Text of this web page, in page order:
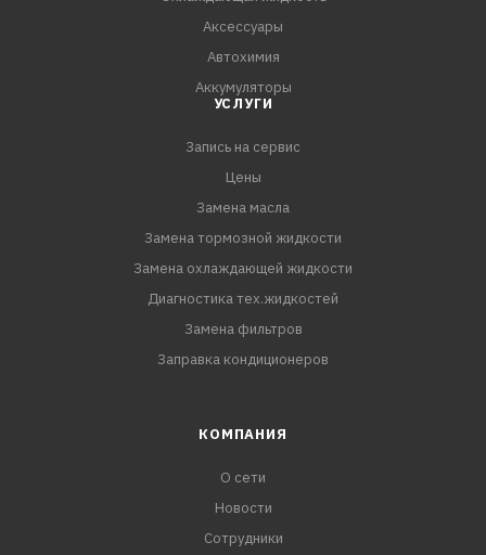
Аксессуары
Автохимия
Аккумуляторы
УСЛУГИ
Запись на сервис
Цены
Замена масла
Замена тормозной жидкости
Замена охлаждающей жидкости
Диагностика тех.жидкостей
Замена фильтров
Заправка кондиционеров
КОМПАНИЯ
О сети
Новости
Сотрудники